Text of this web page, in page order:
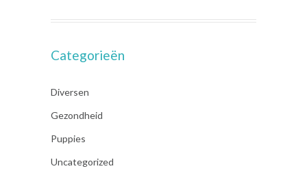
Categorieën
Diversen
Gezondheid
Puppies
Uncategorized